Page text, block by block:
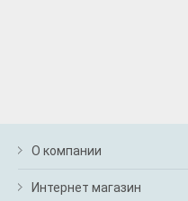
О компании
Интернет магазин